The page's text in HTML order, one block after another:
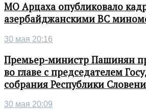
МО Арцаха опубликовало
азербайджанскими ВС
30 мая 20:16
Премьер-министр Пашинян
во главе с председателем
собрания Республики
30 мая 20:09